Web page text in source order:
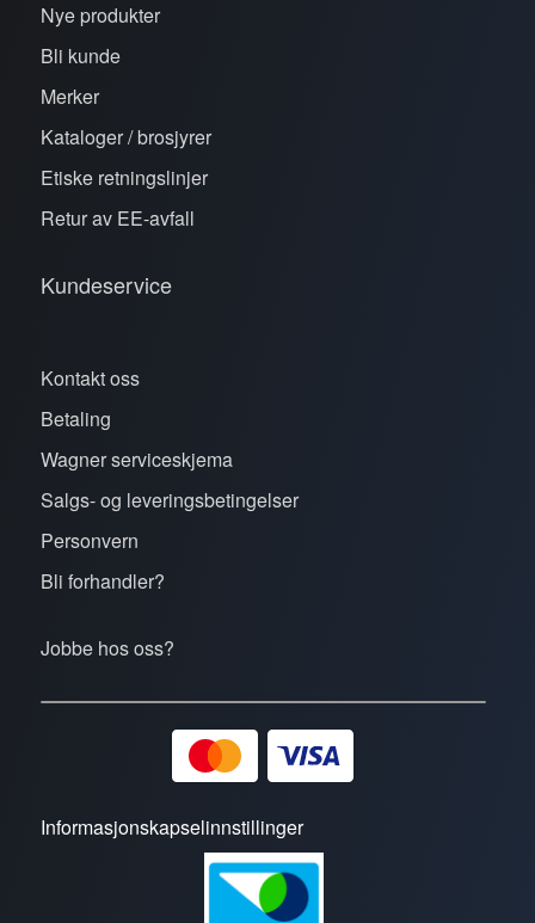
Nye produkter
Bli kunde
Merker
Kataloger / brosjyrer
Etiske retningslinjer
Retur av EE-avfall
Kundeservice
Kontakt oss
Betaling
Wagner serviceskjema
Salgs- og leveringsbetingelser
Personvern
Bli forhandler?
Jobbe hos oss?
Informasjonskapselinnstillinger